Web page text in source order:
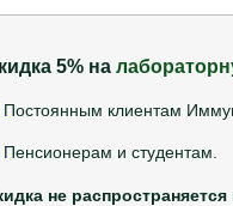
5% на
Постоянным клиентам
Пенсионерам и студентам.
не распространяется